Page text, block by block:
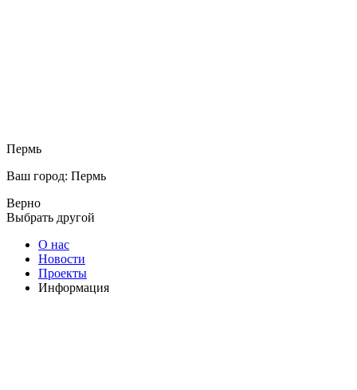
Пермь
Ваш город: Пермь
Верно
Выбрать другой
О нас
Новости
Проекты
Информация